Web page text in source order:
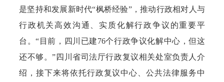
是坚持和发展新时代“枫桥经验”，推动行政相对人与
行政机关高效沟通、实质化解行政争议的重要平
台。“目前，四川已建76个行政争议化解中心，但这
还不够。”四川省司法厅行政复议相关处室负责人介
绍，接下来将依托行政复议中心、公共法律服务中